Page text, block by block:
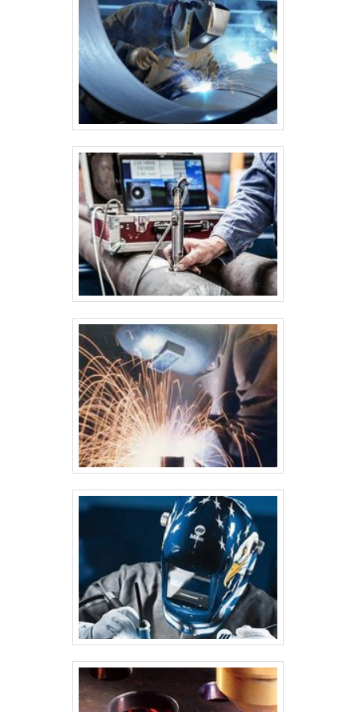
a frio ou moldadas por máquinas especiais. Conformação de peças
auxiliares: As peças adicionais, como bases, tampas e anéis de
reforço, também são cortadas e conformadas. 4. Soldagem A
soldagem é um dos processos principais na fabricação de silos,
pois as chapas de aço precisam ser unidas para formar a estrutura
do silo. As técnicas mais comuns de soldagem são: Soldagem MIG
(Metal Inert Gas): Usada em materiais mais finos e em áreas de
difícil acesso. Soldagem TIG (Tungsten Inert Gas): Usada para
soldas mais precisas, especialmente em peças de espessura mais
e mais espessas. A soldagem precisa ser feita com muita precisão
para garantir a integridade da estrutura e evitar vazamentos de
material armazenado. 5. Montagem e Construção da Estrutura A
montagem do silo envolve a união das peças soldadas para formar
a estrutura final. O processo inclui: Montagem da base: Em silos
grandes, é comum a montagem de uma base de concreto ou aço
onde o silo será instalado. A base deve ser projetada para suportar
o peso do silo e o material armazenado. Montagem das paredes:
As chapas curvadas são unidas e soldadas para formar as paredes
do silo. Essas chapas podem ser unidas de forma horizontal ou
vertical, dependendo do design. Instalação de suportes e reforços:
São colocados reforços internos (anéis de reforço) e suportes
estruturais para aumentar a estabilidade da estrutura. Instalação
do fundo do silo: O fundo pode ser cônico ou plano, dependendo
do tipo de silo. Silos com fundo cônico facilitam o escoamento do
material armazenado. 6. Instalação de Componentes Auxiliares
Após a montagem da estrutura principal, diversos componentes
auxiliares são instalados, como: Portas de inspeção e de
carregamento/descarga: Portas e tampas que permitem o acesso
ao interior do silo para manutenção e inspeção. Sistemas de
ventilação e exaustão: Para manter o material armazenado em
condições ideais, principalmente em silos de grãos. Sistemas de
monitoramento: Sensores de temperatura, umidade, nível de
material, entre outros, que são instalados para monitorar o
desempenho do silo durante o uso. Escadas e plataformas de
acesso: Para permitir a manutenção e inspeção de forma segura.
7. Testes de Qualidade e Inspeção Antes de ser entregue ao